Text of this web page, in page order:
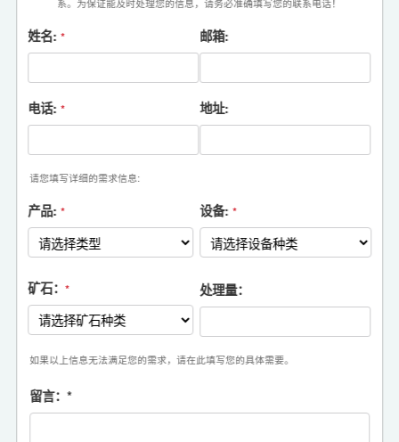
系。为保证能及时处理您的信息，请务必准确填写您的联系电话！
姓名: * 邮箱:
电话: * 地址:
请您填写详细的需求信息:
产品: * 设备: *
矿石： * 处理量：
如果以上信息无法满足您的需求，请在此填写您的具体需要。
留言：*